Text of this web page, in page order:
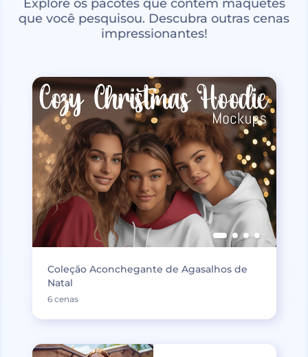
Explore os pacotes que contêm maquetes
que você pesquisou. Descubra outras cenas
impressionantes!
Coleção Aconchegante de Agasalhos de
Natal
6 cenas